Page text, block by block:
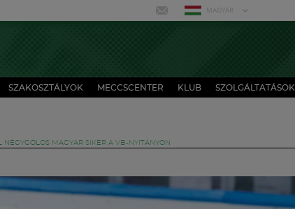
MAGYAR
SZAKOSZTÁLYOK MECCSCENTER KLUB SZOLGÁLTATÁSOK
NÉGYGÓLOS MAGYAR SIKER A VB-NYITÁNYON